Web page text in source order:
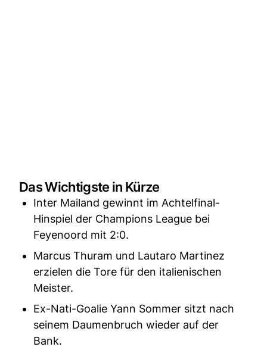
Das Wichtigste in Kürze
Inter Mailand gewinnt im Achtelfinal-
Hinspiel der Champions League bei
Feyenoord mit 2:0.
Marcus Thuram und Lautaro Martinez
erzielen die Tore für den italienischen
Meister.
Ex-Nati-Goalie Yann Sommer sitzt nach
seinem Daumenbruch wieder auf der
Bank.